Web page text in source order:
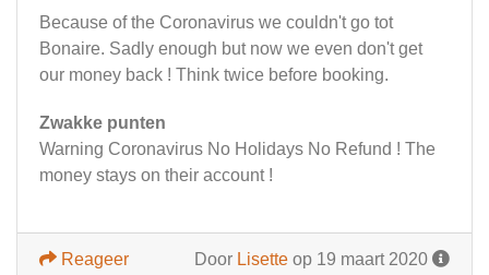
Because of the Coronavirus we couldn't go tot
Bonaire. Sadly enough but now we even don't get
our money back ! Think twice before booking.
Zwakke punten
Warning Coronavirus No Holidays No Refund ! The
money stays on their account !
Door Lisette op 19 maart 2020
Reageer